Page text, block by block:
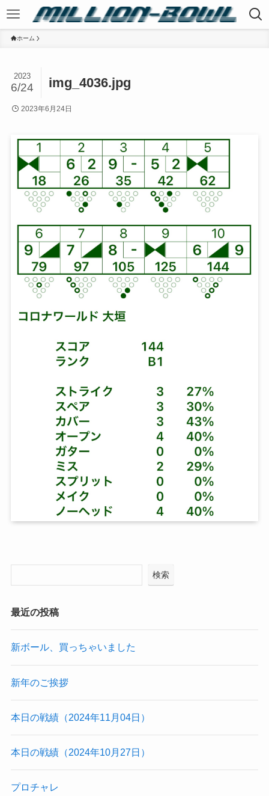
ホーム
img_4036.jpg
2023
6/24
2023年6月24日
検索
最近の投稿
新ボール、買っちゃいました
新年のご挨拶
本日の戦績（2024年11月04日）
本日の戦績（2024年10月27日）
プロチャレ